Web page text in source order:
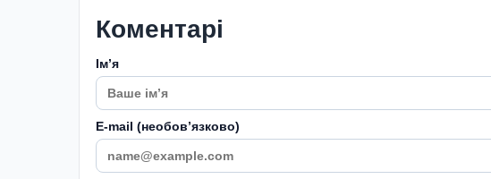
Коментарі
Імʼя
E-mail (необовʼязково)